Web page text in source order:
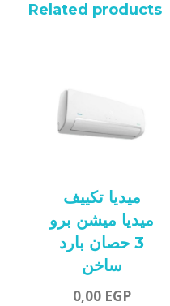
Related products
ميديا تكييف
ميديا ميشن برو
3 حصان بارد
ساخن
0,00 EGP